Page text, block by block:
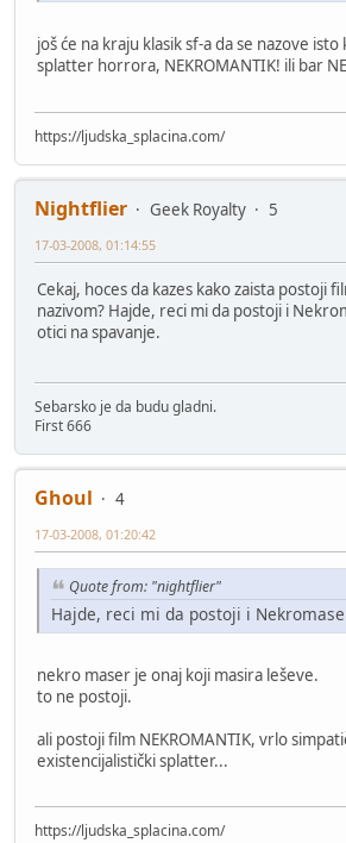
još će na kraju klasik sf-a da se nazove
splatter horrora, NEKROMANTIK! ili bar
https://ljudska_splacina.com/
Nightflier Geek Royalty
5
17-03-2008, 01:14:55
Cekaj, hoces da kazes kako zaista postoji
nazivom? Hajde, reci mi da postoji i
otici na spavanje.
Sebarsko je da budu gladni.
First 666
Ghoul
4
17-03-2008, 01:20:42
Quote from: "nightflier"
Hajde, reci mi da postoji i
nekro maser je onaj koji masira leševe.
to ne postoji.
ali postoji film NEKROMANTIK, vrlo
existencijalistički splatter...
https://ljudska_splacina.com/